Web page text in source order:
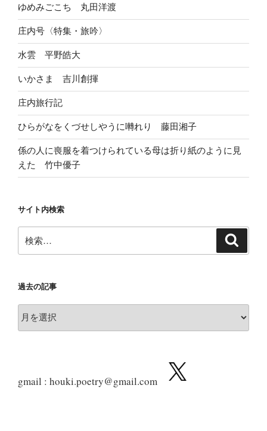
ゆめみごこち 丸田洋渡
庄内号〈特集・旅吟〉
水雲 平野皓大
いかさま 吉川創揮
庄内旅行記
ひらがなをくづせしやうに囀れり 藤田湘子
係の人に喪服を着つけられている母は折り紙のように見
えた 竹中優子
サイト内検索
索:
過去の記事
去
gmail : houki.poetry@gmail.com